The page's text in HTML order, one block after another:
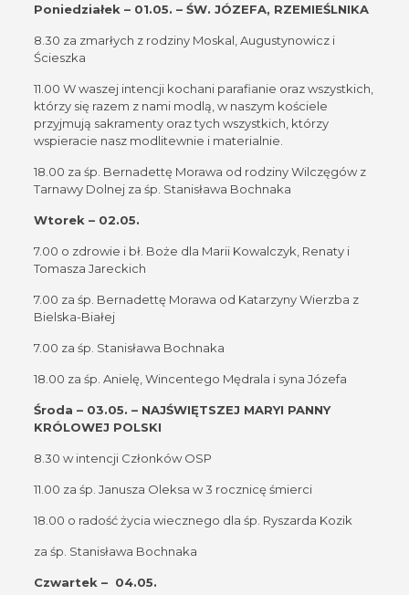
Poniedziałek – 01.05. – ŚW. JÓZEFA, RZEMIEŚLNIKA
8.30 za zmarłych z rodziny Moskal, Augustynowicz i
Ścieszka
11.00 W waszej intencji kochani parafianie oraz wszystkich,
którzy się razem z nami modlą, w naszym kościele
przyjmują sakramenty oraz tych wszystkich, którzy
wspieracie nasz modlitewnie i materialnie.
18.00 za śp. Bernadettę Morawa od rodziny Wilczęgów z
Tarnawy Dolnej za śp. Stanisława Bochnaka
Wtorek – 02.05.
7.00 o zdrowie i bł. Boże dla Marii Kowalczyk, Renaty i
Tomasza Jareckich
7.00 za śp. Bernadettę Morawa od Katarzyny Wierzba z
Bielska-Białej
7.00 za śp. Stanisława Bochnaka
18.00 za śp. Anielę, Wincentego Mędrala i syna Józefa
Środa – 03.05. – NAJŚWIĘTSZEJ MARYI PANNY
KRÓLOWEJ POLSKI
8.30 w intencji Członków OSP
11.00 za śp. Janusza Oleksa w 3 rocznicę śmierci
18.00 o radość życia wiecznego dla śp. Ryszarda Kozik
za śp. Stanisława Bochnaka
Czwartek – 04.05.